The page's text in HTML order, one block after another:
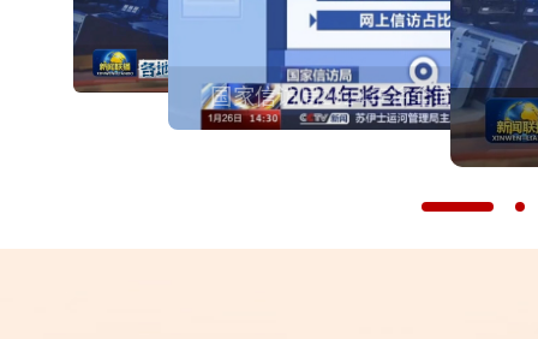
庆祝新中国成立75周年文艺汇演
各地开展志愿服务活动 弘扬志愿精神
国家信访局2024年将全面推进信